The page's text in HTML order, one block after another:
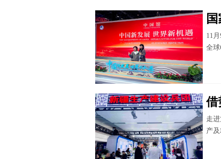
11
全
借
走
产